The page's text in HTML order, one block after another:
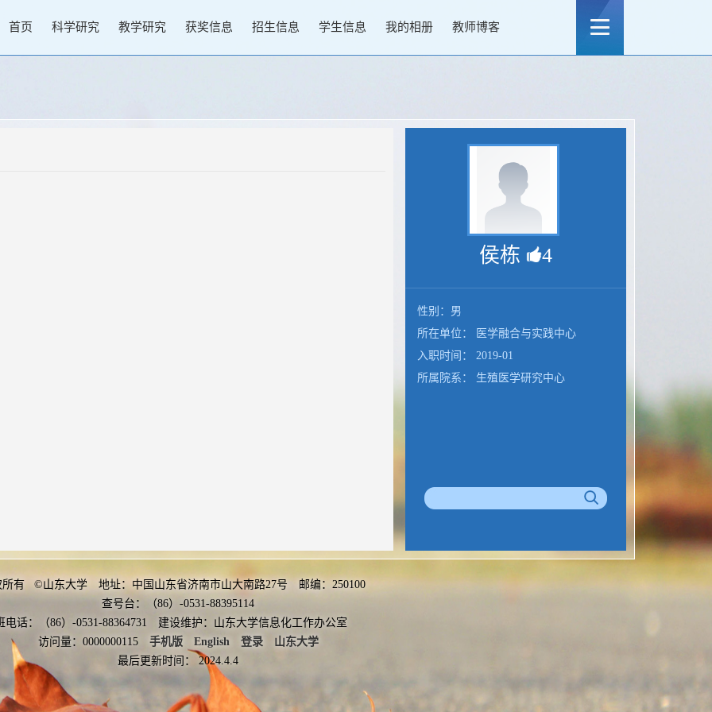
首页 科学研究 教学研究 获奖信息 招生信息 学生信息 我的相册 教师博客
侯栋 4
性别：男
所在单位： 医学融合与实践中心
入职时间： 2019-01
所属院系： 生殖医学研究中心
所有 ©山东大学 地址：中国山东省济南市山大南路27号 邮编：250100
查号台：（86）-0531-88395114
电话：（86）-0531-88364731 建设维护：山东大学信息化工作办公室
访问量： 0000000115 手机版 English 登录
山东大学
最后更新时间： 2024.4.4